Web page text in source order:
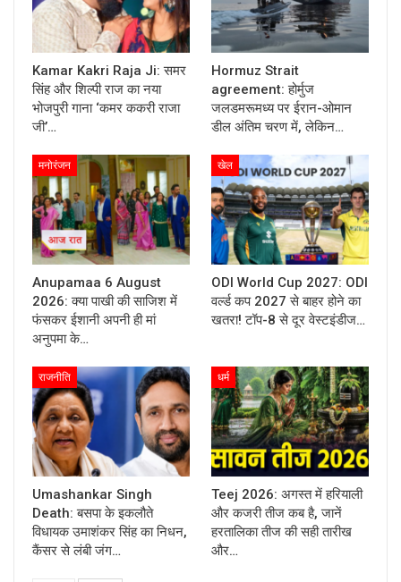
Kamar Kakri Raja Ji: समर
सिंह और शिल्पी राज का नया
भोजपुरी गाना ‘कमर ककरी राजा
जी’…
Hormuz Strait
agreement: होर्मुज
जलडमरूमध्य पर ईरान-ओमान
डील अंतिम चरण में, लेकिन…
मनोरंजन
Anupamaa 6 August
2026: क्या पाखी की साजिश में
फंसकर ईशानी अपनी ही मां
अनुपमा के…
खेल
ODI World Cup 2027: ODI
वर्ल्ड कप 2027 से बाहर होने का
खतरा! टॉप-8 से दूर वेस्टइंडीज…
राजनीति
Umashankar Singh
Death: बसपा के इकलौते
विधायक उमाशंकर सिंह का निधन,
कैंसर से लंबी जंग…
धर्म
Teej 2026: अगस्त में हरियाली
और कजरी तीज कब है, जानें
हरतालिका तीज की सही तारीख
और…